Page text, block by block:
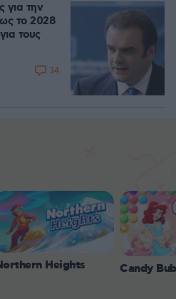
για την
το 2028
τους
34
Heights Candy